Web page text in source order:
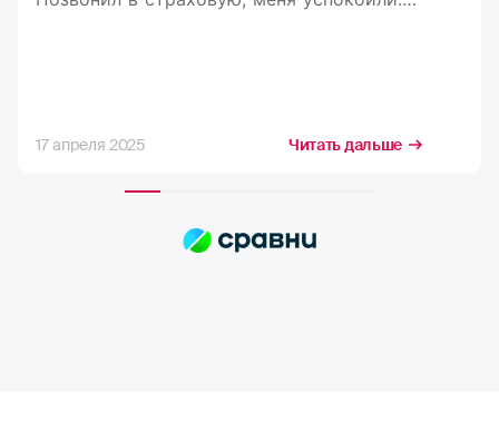
17 апреля 2025 Читать дальше